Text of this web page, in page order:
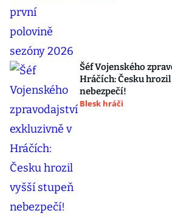
Šéf Vojenského
Hráčích: Česku
nebezpečí!
Blesk hráči